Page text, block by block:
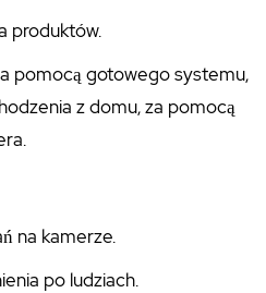
produktów.
pomocą gotowego systemu,
z domu, za pomocą
na kamerze.
po ludziach.